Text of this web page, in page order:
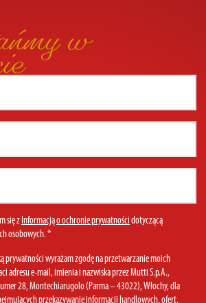
w
się z Informacją o ochronie prywatności dotyczącą
osobowych. *
prywatności wyrażam zgodę na przetwarzanie moich
adresu e-mail, imienia i nazwiska przez Mutti S.p.A.,
28, Montechiarugolo (Parma – 43022), Włochy, dla
przekazywanie informacji handlowych, ofert,